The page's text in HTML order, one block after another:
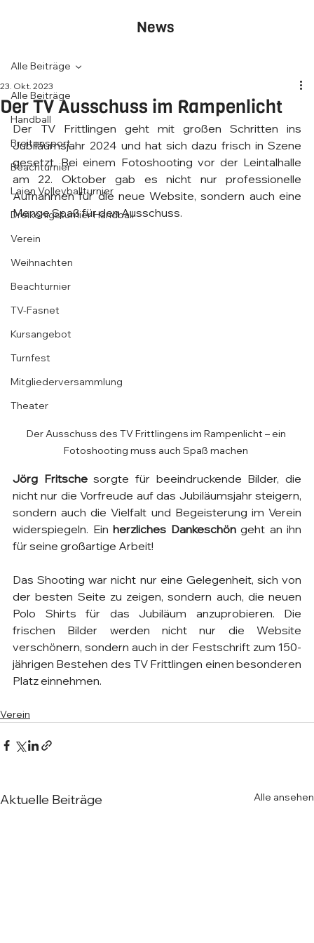
News
Alle Beiträge
Handball
Breitensport
Beachturnier
Laien Volleyballturnier
Dreikönigsturnier Handball
Verein
Weihnachten
Beachturnier
TV-Fasnet
Kursangebot
Turnfest
Mitgliederversammlung
Theater
Alle Beiträge
Der TV Ausschuss im Rampenlicht
23. Okt. 2023
Der TV Frittlingen geht mit großen Schritten ins
Jubiläumsjahr 2024 und hat sich dazu frisch in Szene
gesetzt. Bei einem Fotoshooting vor der Leintalhalle
am 22. Oktober gab es nicht nur professionelle
Aufnahmen für die neue Website, sondern auch eine
Menge Spaß für den Ausschuss.
Der Ausschuss des TV Frittlingens im Rampenlicht – ein
Fotoshooting muss auch Spaß machen
Jörg Fritsche sorgte für beeindruckende Bilder, die
nicht nur die Vorfreude auf das Jubiläumsjahr steigern,
sondern auch die Vielfalt und Begeisterung im Verein
widerspiegeln. Ein herzliches Dankeschön geht an ihn
für seine großartige Arbeit!
Das Shooting war nicht nur eine Gelegenheit, sich von
der besten Seite zu zeigen, sondern auch, die neuen
Polo Shirts für das Jubiläum anzuprobieren. Die
frischen Bilder werden nicht nur die Website
verschönern, sondern auch in der Festschrift zum 150-
jährigen Bestehen des TV Frittlingen einen besonderen
Platz einnehmen.
Verein
Aktuelle Beiträge Alle ansehen